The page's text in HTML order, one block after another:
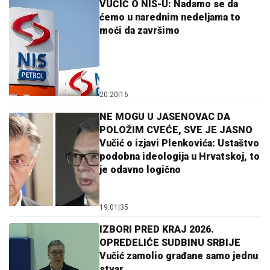
VUČIĆ O NIS-U: Nadamo se da
ćemo u narednim nedeljama to
moći da završimo
20:20 16
NE MOGU U JASENOVAC DA
POLOŽIM CVEĆE, SVE JE JASNO
Vučić o izjavi Plenkovića: Ustaštvo
podobna ideologija u Hrvatskoj, to
je odavno logično
19:01 35
IZBORI PRED KRAJ 2026.
OPREDELIĆE SUDBINU SRBIJE
Vučić zamolio građane samo jednu